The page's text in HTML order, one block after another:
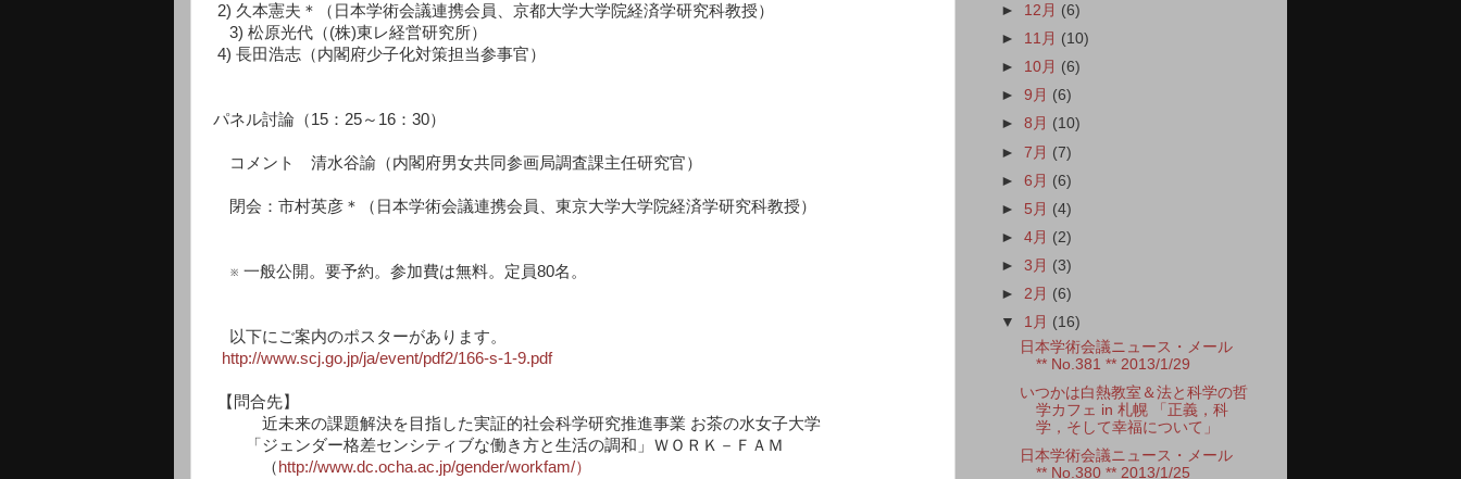
2) 久本憲夫＊（日本学術会議連携会員、京都大学大学院経済学研究科教授）
3) 松原光代（(株)東レ経営研究所）
4) 長田浩志（内閣府少子化対策担当参事官）
パネル討論（15：25～16：30）
コメント 清水谷諭（内閣府男女共同参画局調査課主任研究官）
閉会：市村英彦＊（日本学術会議連携会員、東京大学大学院経済学研究科教授）
※ 一般公開。要予約。参加費は無料。定員80名。
以下にご案内のポスターがあります。
http://www.scj.go.jp/ja/event/pdf2/166-s-1-9.pdf
【問合先】
近未来の課題解決を目指した実証的社会科学研究推進事業 お茶の水女子大学
「ジェンダー格差センシティブな働き方と生活の調和」ＷＯＲＫ－ＦＡＭ
（ http://www.dc.ocha.ac.jp/gender/workfam/）
► 12月 (6)
► 11月 (10)
► 10月 (6)
►9月 (6)
►8月 (10)
►7月 (7)
►6月 (6)
► 5月 (4)
►4月 (2)
►3月 (3)
►2月 (6)
▼ 1月 (16)
日本学術会議ニュース・メール
** No.381 ** 2013/1/29
いつかは白熱教室＆法と科学の哲
学カフェ in 札幌 「正義，科
学，そして幸福について」
日本学術会議ニュース・メール
** No.380 ** 2013/1/25